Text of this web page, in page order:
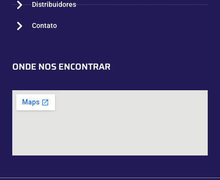
Distribuidores
Contato
ONDE NOS ENCONTRAR